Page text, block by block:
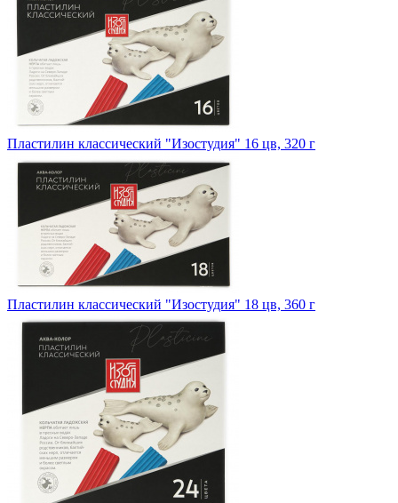
Пластилин классический "Изостудия" 16 цв, 320 г
Пластилин классический "Изостудия" 18 цв, 360 г